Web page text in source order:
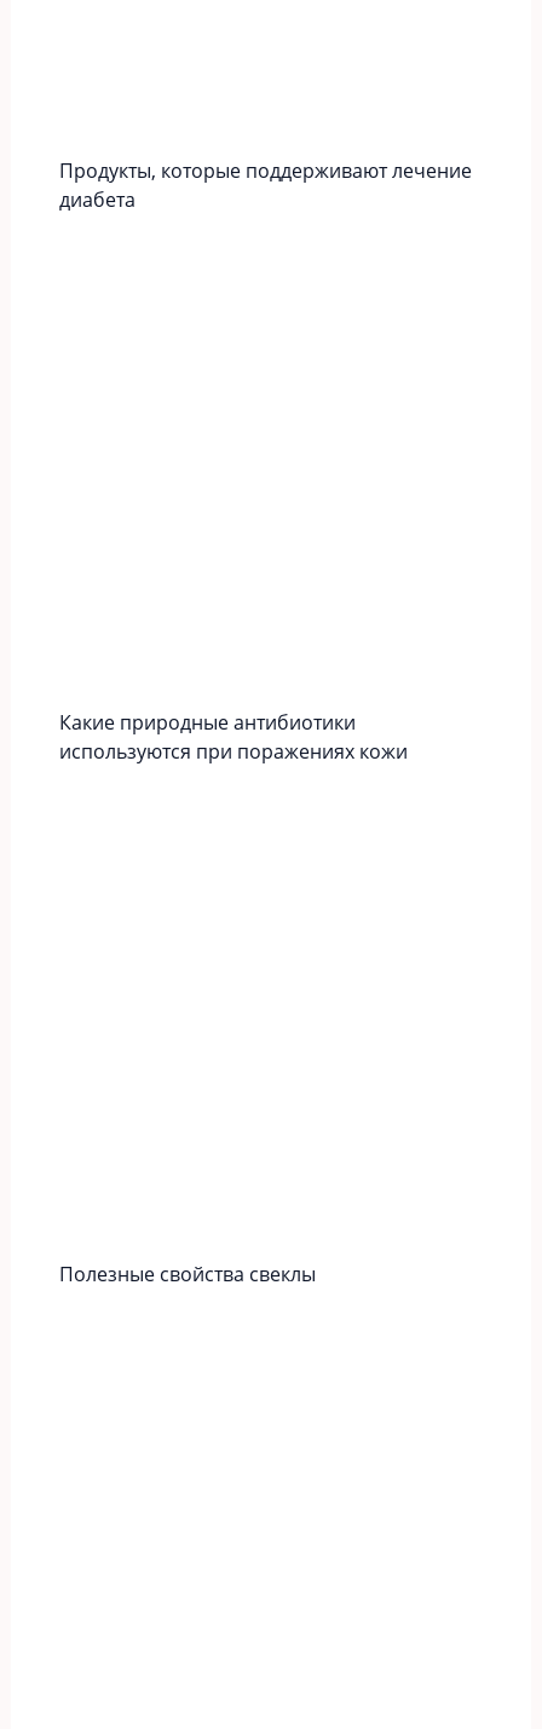
Продукты, которые поддерживают лечение
диабета
Какие природные антибиотики
используются при поражениях кожи
Полезные свойства свеклы